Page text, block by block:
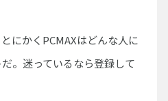
にかくPCMAXはどんな人に
。迷っているなら登録して